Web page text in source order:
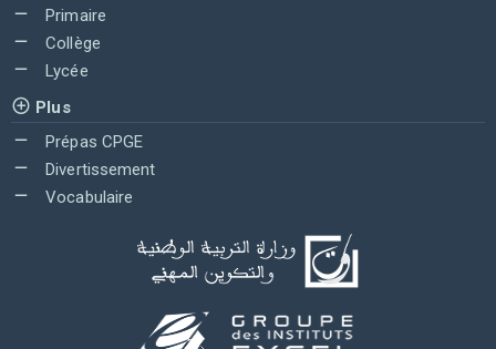
Primaire
Collège
Lycée
Plus
Prépas CPGE
Divertissement
Vocabulaire